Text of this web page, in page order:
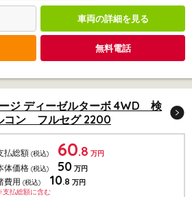
車両の詳細を見る
無料電話
ジ ディーゼルターボ 4WD 検
ン フルセグ 2200
払総額 (税込) 60.8 万円
体価格 (税込) 50 万円
費用 (税込) 10.8 万円
払総額に含む